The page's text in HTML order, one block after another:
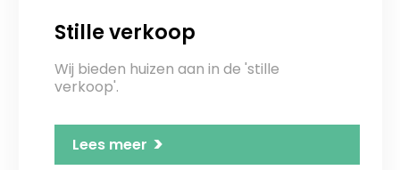
Stille verkoop
Wij bieden huizen aan in de 'stille
verkoop'.
Lees meer >